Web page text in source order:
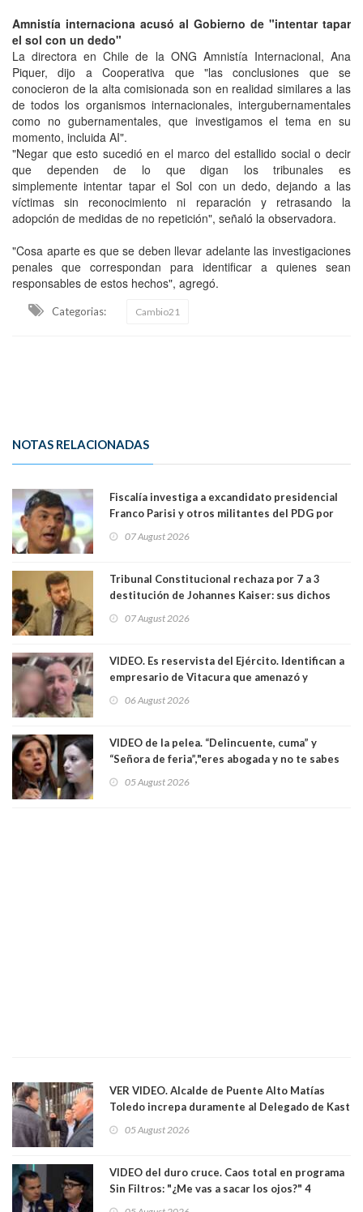
Amnistía internaciona acusó al Gobierno de "intentar tapar
el sol con un dedo"
La directora en Chile de la ONG Amnistía Internacional, Ana
Piquer, dijo a Cooperativa que "las conclusiones que se
conocieron de la alta comisionada son en realidad similares a las
de todos los organismos internacionales, intergubernamentales
como no gubernamentales, que investigamos el tema en su
momento, incluida AI".
"Negar que esto sucedió en el marco del estallido social o decir
que dependen de lo que digan los tribunales es
simplemente intentar tapar el Sol con un dedo, dejando a las
víctimas sin reconocimiento ni reparación y retrasando la
adopción de medidas de no repetición", señaló la observadora.
"Cosa aparte es que se deben llevar adelante las investigaciones
penales que correspondan para identificar a quienes sean
responsables de estos hechos", agregó.
Categorias: Cambio21
NOTAS RELACIONADAS
Fiscalía investiga a excandidato presidencial
Franco Parisi y otros militantes del PDG por
07 August 2026
Tribunal Constitucional rechaza por 7 a 3
destitución de Johannes Kaiser: sus dichos
justicia constitucional porque no es diputado
07 August 2026
VIDEO. Es reservista del Ejército. Identifican a
empresario de Vitacura que amenazó y
al "ring raja". Se trata de Andrés Arrieta y la
06 August 2026
VIDEO de la pelea. “Delincuente, cuma” y
“Señora de feria”,"eres abogada y no te sabes
senadoras Camila Flores y Fabiola Campillai en
05 August 2026
VER VIDEO. Alcalde de Puente Alto Matías
Toledo increpa duramente al Delegado de Kast
delegado nuevamente arrancando"
05 August 2026
VIDEO del duro cruce. Caos total en programa
Sin Filtros: "¿Me vas a sacar los ojos?" 4